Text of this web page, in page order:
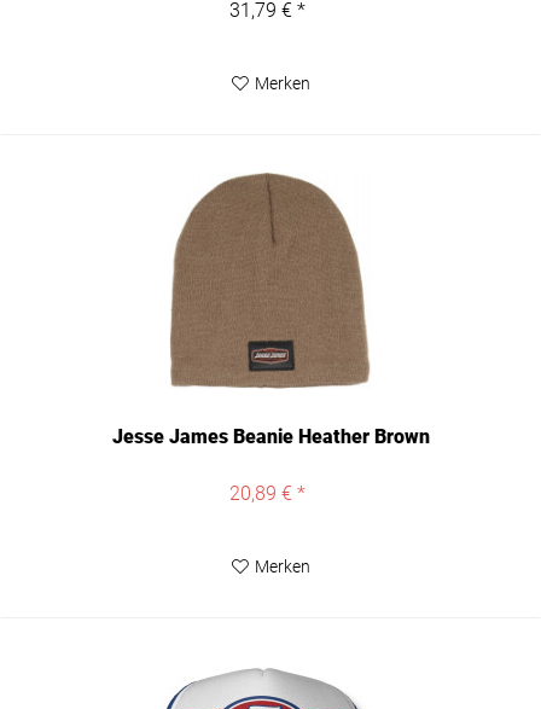
31,79 € *
Merken
Jesse James Beanie Heather Brown
20,89 € *
Merken